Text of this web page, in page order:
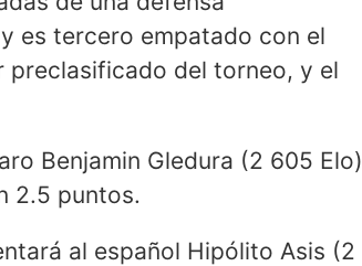
es tercero empatado con el
preclasificado del torneo, y el
Benjamin Gledura (2 605 Elo)
2.5 puntos.
al español Hipólito Asis (2